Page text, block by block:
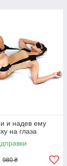
и надев ему
на глаза
980 ₴